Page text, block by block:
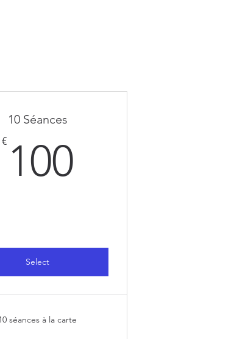
10 Séances
€ 100
Select
séances à la carte